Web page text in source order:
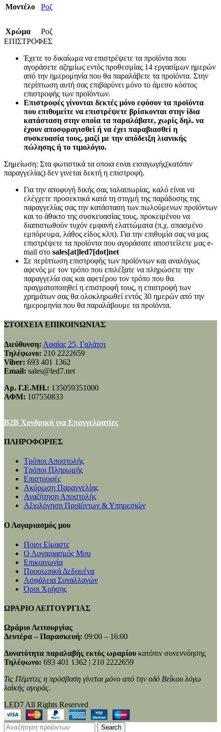
Mοντέλο Ροζ
Χρώμα
Ροζ
ΕΠΙΣΤΡΟΦΕΣ
Έχετε το δικαίωμα να επιστρέψετε τα προϊόντα που
αγοράσετε αζημίως εντός προθεσμίας 14 εργασίμων ημερών
από την ημερομηνία που θα παραλάβετε τα προϊόντα. Στην
περίπτωση αυτή σας επιβαρύνει μόνο το άμεσο κόστος
επιστροφής των προϊόντων.
Επιστροφές γίνονται δεκτές μόνο εφόσον τα προϊόντα
που επιθυμείτε να επιστρέψετε βρίσκονται στην ίδια
κατάσταση στην οποία τα παραλάβατε, χωρίς δηλ. να
έχουν αποσφραγισθεί ή να έχει παραβιασθεί η
συσκευασία τους, μαζί με την απόδειξη λιανικής
πώλησης ή το τιμολόγιο.
Σημείωση: Στα φωτιστικά τα οποια ειναι εισαγωγής(κατόπιν
παραγγελίας) δεν γινεται δεκτή η επιστροφή.
Για την αποφυγή δικής σας ταλαιπωρίας, καλό είναι να
ελέγχετε προσεκτικά κατά τη στιγμή της παράδοσης της
παραγγελίας σας την κατάσταση των πωλούμενων προϊόντων
και το άθικτο της συσκευασίας τους, προκειμένου να
διαπιστωθούν τυχόν εμφανή ελαττώματα (π.χ. σπασμένο
εμπόρευμα, λάθος είδος κλπ). Για την επιθυμία σας να μας
επιστρέψετε τα προϊόντα που αγοράσατε αποστείλετε μας e-
mail στο sales[at]led7[dot]net
Σε περίπτωση επιστροφής των προϊόντων και αναλόγως
αφενός με τον τρόπο που επιλέξατε να πληρώσετε την
παραγγελία σας και αφετέρου τον τρόπο που θα
πραγματοποιηθεί η επιστροφή τους, η επιστροφή των
χρημάτων σας θα ολοκληρωθεί εντός 30 ημερών από την
ημερομηνία που θα παραλάβουμε τα προϊόντα.
ΣΤΟΙΧΕΙΑ ΕΠΙΚΟΙΝΩΝΙΑΣ
Διεύθυνση: Αφαίας 25, Γαλάτσι
Τηλέφωνο: 210 2222659
Viber: 693 401 1362
Email: sales@led7.net
Αρ. Γ.Ε.ΜΗ.: 135059351000
ΑΦΜ: 107550833
B2B Χονδρική για Επαγγελματίες
ΠΛΗΡΟΦΟΡΙΕΣ
Τρόποι Αποστολής
Τρόποι Πληρωμής
Επιστροφές
Ακύρωση Παραγγελίας
Αναζήτηση Αποστολής
Αξιολόγηση Προϊόντων & Υπηρεσιών
Ο Λογαριασμός μου
Ποιοι Είμαστε
Ο Λογαριασμός Μου
Επικοινωνία
Προσωπικά Δεδομένα
Ασφάλεια Συναλλαγών
Όροι Χρήσης
ΩΡΑΡΙΟ ΛΕΙΤΟΥΡΓΙΑΣ
Ωράριο Λειτουργίας
Δευτέρα – Παρασκευή: 09:00 – 16:00
Δυνατότητα παραλαβής εκτός ωραρίου κατόπιν συνεννόησης
Τηλέφωνο: 693 401 1362 | 210 2222659
Τις Πέμπτες η πρόσβαση γίνεται μόνο από την οδό Βεΐκου λόγω
λαϊκής αγοράς.
LED7 All Rights Reserved
Search